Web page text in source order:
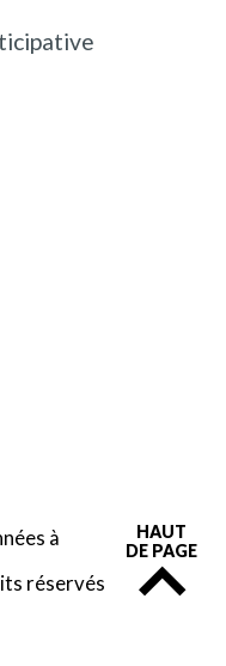
à
réservés
HAUT
DE PAGE